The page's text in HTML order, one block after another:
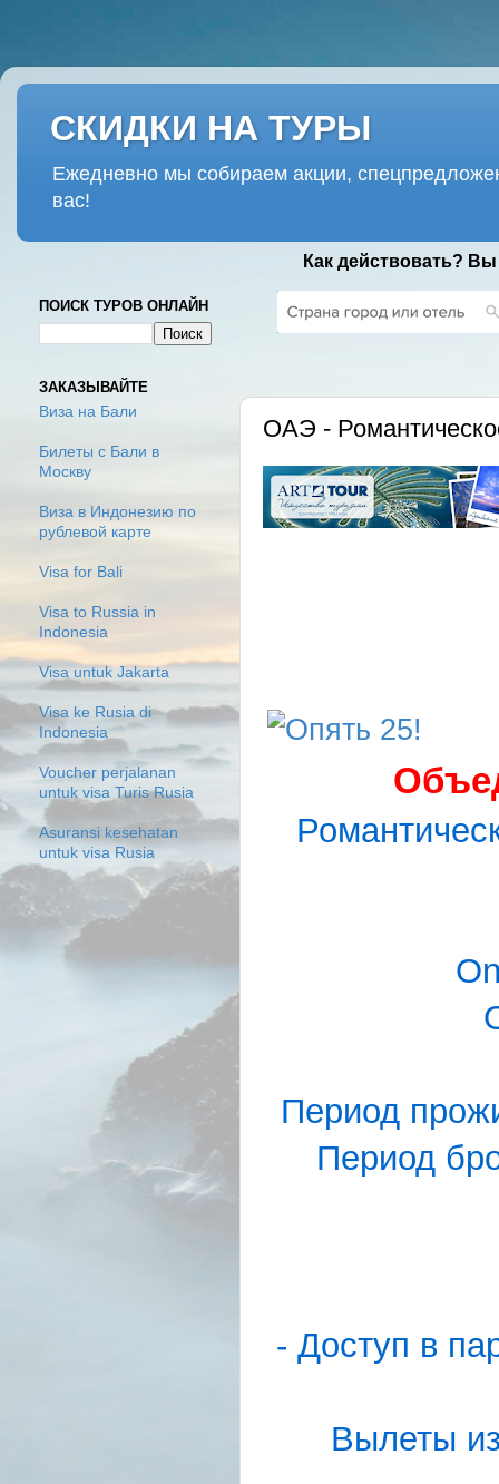
СКИДКИ НА ТУРЫ
Ежедневно мы собираем акции,
вас!
Как действовать?
ОАЭ -
Период
Период
- Доступ в
Вылеты
ПОИСК ТУРОВ ОНЛАЙН
ЗАКАЗЫВАЙТЕ
Виза на Бали
Билеты с Бали в
Москву
Виза в Индонезию по
рублевой карте
Visa for Bali
Visa to Russia in
Indonesia
Visa untuk Jakarta
Visa ke Rusia di
Indonesia
Voucher perjalanan
untuk visa Turis Rusia
Asuransi kesehatan
untuk visa Rusia